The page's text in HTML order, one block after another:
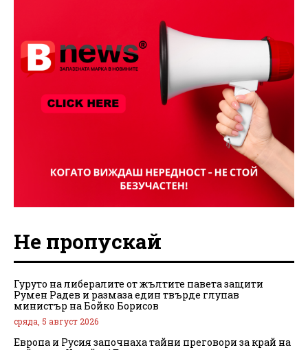
Не пропускай
Гуруто на либералите от жълтите павета защити
Румен Радев и размаза един твърде глупав
министър на Бойко Борисов
сряда, 5 август 2026
Европа и Русия започнаха тайни преговори за край на